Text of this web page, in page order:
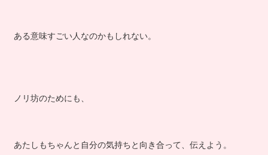
ある意味すごい人なのかもしれない。
ノリ坊のためにも、
あたしもちゃんと自分の気持ちと向き合って、伝えよう。